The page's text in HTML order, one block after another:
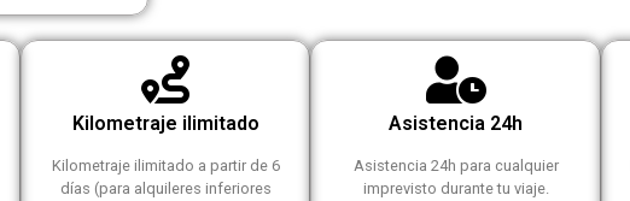
Kilometraje ilimitado
Kilometraje ilimitado a partir de 6
días (para alquileres inferiores
Asistencia 24h
Asistencia 24h para cualquier
imprevisto durante tu viaje.